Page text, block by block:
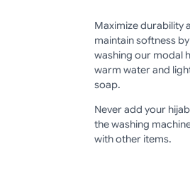
Maximize durability
maintain softness
washing our modal
warm water and
soap.
Never add your
the washing
with other items.